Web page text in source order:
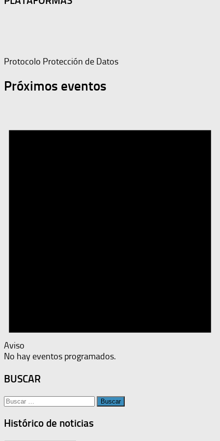
Protocolo Protección de Datos
Próximos eventos
Aviso
No hay eventos programados.
BUSCAR
Buscar:
Histórico de noticias